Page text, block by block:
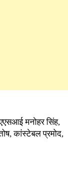
मनोहर सिंह,
कांस्टेबल प्रमोद,